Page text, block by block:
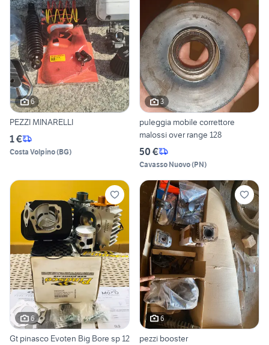
6
PEZZI MINARELLI
1 €
Costa Volpino(BG)
3
puleggia mobile correttore
malossi over range 128
50 €
Cavasso Nuovo(PN)
6
Gt pinasco Evoten Big Bore sp 12
6
pezzi booster